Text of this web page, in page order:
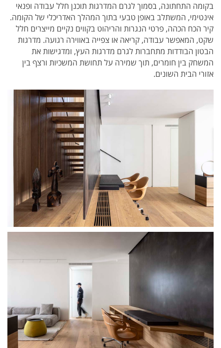
בקומה התחתונה, בסמוך לגרם המדרגות תוכנן חלל עבודה ופנאי
אינטימי, המשתלב באופן טבעי בתוך המהלך האדריכלי של הקומה.
קיר הכח הכהה, פרטי הנגרות והריהוט בקווים נקיים מייצרים חלל
שקט, המאפשר עבודה, קריאה או צפייה באווירה רגועה. מדרגות
הבטון הבודדות מתחברות לגרם מדרגות העץ, ומדגישות את
המשחק בין חומרים, תוך שמירה על תחושת המשכיות ורצף בין
אזורי הבית השונים.